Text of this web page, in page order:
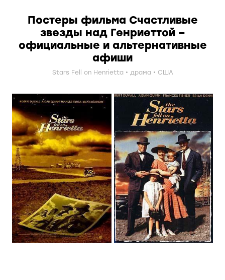
Постеры фильма Счастливые
звезды над Генриеттой –
официальные и альтернативные
афиши
Stars Fell on Henrietta драма США